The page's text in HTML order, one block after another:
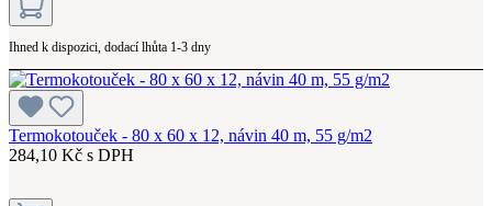
Ihned k dispozici, dodací lhůta 1-3 dny
Termokotouček - 80 x 60 x 12, návin 40 m, 55 g/m2
284,10 Kč s DPH